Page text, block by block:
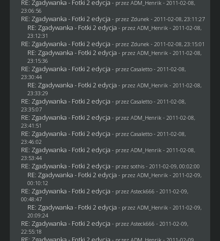
RE: Zgadywanka - Fotki 2 edycja - przez ADM_Henrik - 2011-02-08,
23:06:56
RE: Zgadywanka - Fotki 2 edycja - przez Zdunek - 2011-02-08, 23:11:27
RE: Zgadywanka - Fotki 2 edycja - przez ADM_Henrik - 2011-02-08,
23:12:31
RE: Zgadywanka - Fotki 2 edycja - przez Zdunek - 2011-02-08, 23:15:01
RE: Zgadywanka - Fotki 2 edycja - przez ADM_Henrik - 2011-02-08,
23:15:36
RE: Zgadywanka - Fotki 2 edycja - przez Casaletto- 2011-02-08,
23:30:44
RE: Zgadywanka - Fotki 2 edycja - przez ADM_Henrik - 2011-02-08,
23:33:29
RE: Zgadywanka - Fotki 2 edycja - przez Casaletto- 2011-02-08,
23:35:07
RE: Zgadywanka - Fotki 2 edycja - przez ADM_Henrik - 2011-02-08,
23:41:51
RE: Zgadywanka - Fotki 2 edycja - przez Casaletto- 2011-02-08,
23:46:02
RE: Zgadywanka - Fotki 2 edycja - przez ADM_Henrik - 2011-02-08,
23:53:44
RE: Zgadywanka - Fotki 2 edycja - przez sothis- 2011-02-09, 00:02:00
RE: Zgadywanka - Fotki 2 edycja - przez ADM_Henrik - 2011-02-09,
00:10:12
RE: Zgadywanka - Fotki 2 edycja - przez Asteck666 - 2011-02-09,
00:48:47
RE: Zgadywanka - Fotki 2 edycja - przez ADM_Henrik - 2011-02-09,
20:09:24
RE: Zgadywanka - Fotki 2 edycja - przez Asteck666 - 2011-02-09,
22:55:18